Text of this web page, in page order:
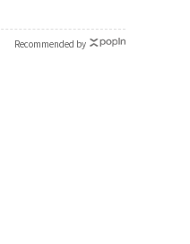
Recommended by